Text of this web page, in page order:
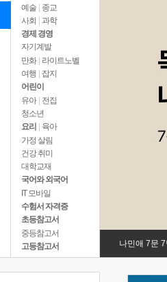
예술 | 종교
사회 | 과학
경제 경영
자기계발
만화 | 라이트노벨
여행
잡지
어린이
유아 | 전집
청소년
요리
육아
가정 살림
건강 취미
대학교재
국어와 외국어
IT 모바일
수험서 자격증
초등참고서
중등참고서
고등참고서
나민애 7문